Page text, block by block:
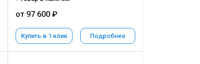
от 97 600 ₽
Купить в 1 клик Подробнее